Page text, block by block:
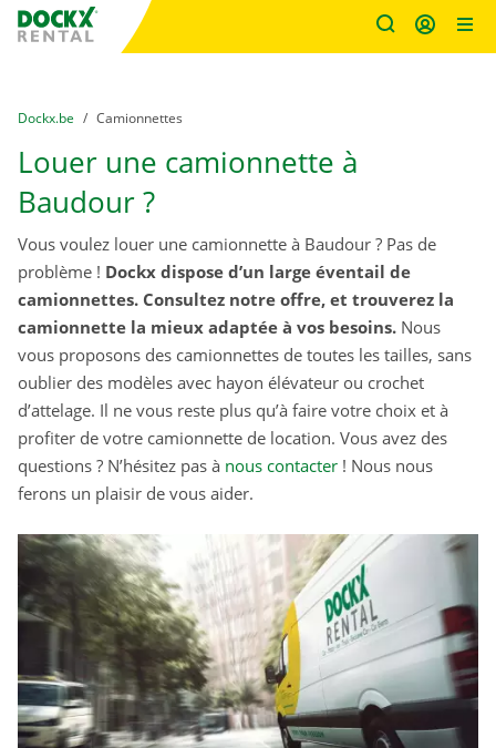
sitename
You are here:
du
Dockx.be to
Camionnettes
Louer une camionnette à
Baudour ?
Vous voulez louer une camionnette à Baudour ? Pas de
problème ! Dockx dispose d’un large éventail de
camionnettes. Consultez notre offre, et trouverez la
camionnette la mieux adaptée à vos besoins. Nous
vous proposons des camionnettes de toutes les tailles, sans
oublier des modèles avec hayon élévateur ou crochet
d’attelage. Il ne vous reste plus qu’à faire votre choix et à
profiter de votre camionnette de location. Vous avez des
questions ? N’hésitez pas à nous contacter ! Nous nous
ferons un plaisir de vous aider.